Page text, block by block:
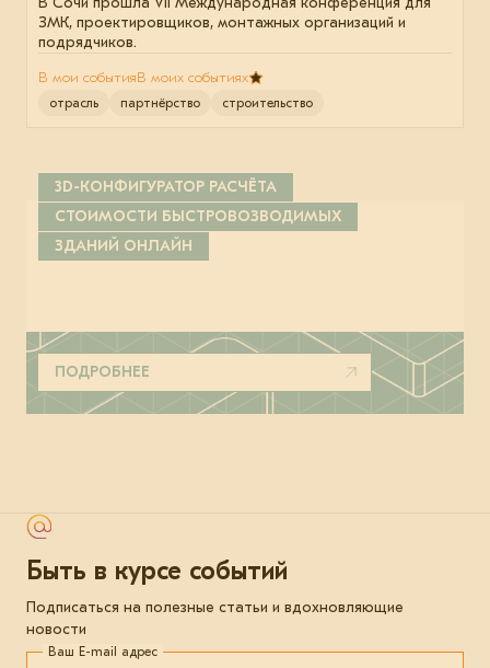
ЗМК, проектировщиков, монтажных организаций и
подрядчиков.
В мои событияВ моих событиях
отрасль партнёрство строительство
3D-КОНФИГУРАТОР РАСЧЁТА
СТОИМОСТИ БЫСТРОВОЗВОДИМЫХ
ЗДАНИЙ ОНЛАЙН
ПОДРОБНЕЕ
Быть в курсе событий
Подписаться на полезные статьи и вдохновляющие
новости
Ваш E-mail адрес